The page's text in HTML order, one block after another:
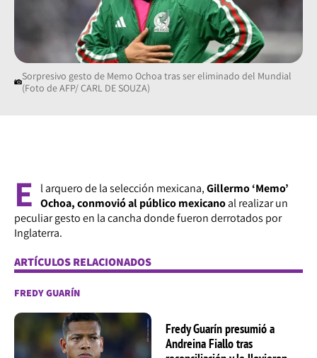
Sorpresivo gesto de Memo Ochoa tras ser eliminado del Mundial
(Foto de AFP/ CARL DE SOUZA)
E l arquero de la selección mexicana,Gillermo ‘Memo’
Ochoa, conmovió al público mexicanoal realizar un
peculiar gesto en la cancha donde fueron derrotados por
Inglaterra.
ARTÍCULOS RELACIONADOS
FREDY GUARÍN
Fredy Guarín presumió a
Andreina Fiallo tras